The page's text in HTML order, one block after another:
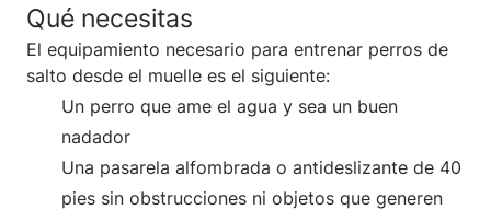
Qué necesitas
El equipamiento necesario para entrenar perros de
salto desde el muelle es el siguiente:
Un perro que ame el agua y sea un buen
nadador
Una pasarela alfombrada o antideslizante de 40
pies sin obstrucciones ni objetos que generen